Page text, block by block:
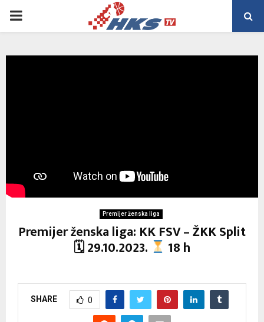
PRIMARY
Premijer ženska liga
Premijer ženska liga: KK FSV – ŽKK Split
🗓 29.10.2023. 18 h
SHARE 0